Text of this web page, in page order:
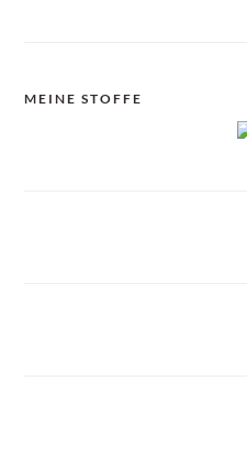
MEINE STOFFE